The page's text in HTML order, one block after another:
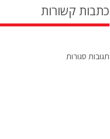
כתבות קשורות
תגובות סגורות